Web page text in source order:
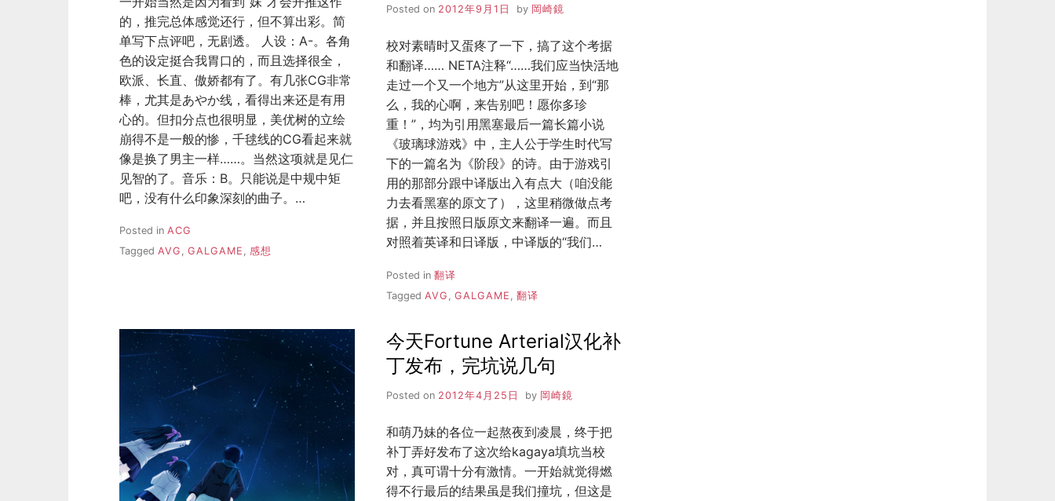
的，推完总体感觉还行，但不算出彩。简
单写下点评吧，无剧透。 人设：A-。各角
色的设定挺合我胃口的，而且选择很全，
欧派、长直、傲娇都有了。有几张CG非常
棒，尤其是あやか线，看得出来还是有用
心的。但扣分点也很明显，美优树的立绘
崩得不是一般的惨，千毬线的CG看起来就
像是换了男主一样……。当然这项就是见仁
见智的了。音乐：B。只能说是中规中矩
吧，没有什么印象深刻的曲子。…
Posted in ACG
Tagged AVG , GALGAME , 感想
Posted on 2012年9月1日 by 岡崎鏡
校对素晴时又蛋疼了一下，搞了这个考据
和翻译…… NETA注释“……我们应当快活地
走过一个又一个地方”从这里开始，到“那
么，我的心啊，来告别吧！愿你多珍
重！”，均为引用黑塞最后一篇长篇小说
《玻璃球游戏》中，主人公于学生时代写
下的一篇名为《阶段》的诗。由于游戏引
用的那部分跟中译版出入有点大（咱没能
力去看黑塞的原文了），这里稍微做点考
据，并且按照日版原文来翻译一遍。而且
对照着英译和日译版，中译版的“我们…
Posted in 翻译
Tagged AVG GALGAME 翻译
今天Fortune Arterial汉化补
丁发布，完坑说几句
Posted on 2012年4月25日 by 岡崎鏡
和萌乃妹的各位一起熬夜到凌晨，终于把
补丁弄好发布了这次给kagaya填坑当校
对，真可谓十分有激情。一开始就觉得燃
得不行最后的结果虽是我们撞坑，但这是